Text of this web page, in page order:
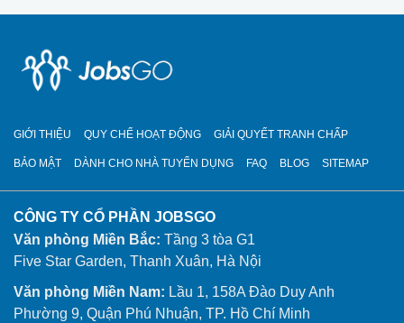
GIỚI THIỆU QUY CHẾ HOẠT ĐỘNG GIẢI QUYẾT TRANH CHẤP
BẢO MẬT DÀNH CHO NHÀ TUYỂN DỤNG FAQ BLOG SITEMAP
CÔNG TY CỔ PHẦN JOBSGO
Văn phòng Miền Bắc: Tầng 3 tòa G1
Five Star Garden, Thanh Xuân, Hà Nội
Văn phòng Miền Nam: Lầu 1, 158A Đào Duy Anh
Phường 9, Quận Phú Nhuận, TP. Hồ Chí Minh